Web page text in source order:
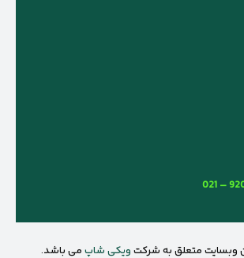
021 –
وبسایت متعلق به شرکت ویکی شاپ می باشد.